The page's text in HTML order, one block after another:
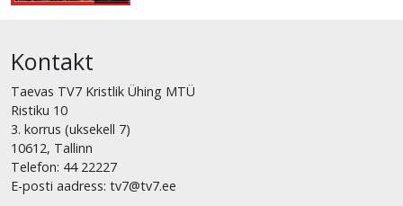
Kontakt
Taevas TV7 Kristlik Ühing MTÜ
Ristiku 10
3. korrus (uksekell 7)
10612, Tallinn
Telefon: 44 22227
E-posti aadress: tv7@tv7.ee